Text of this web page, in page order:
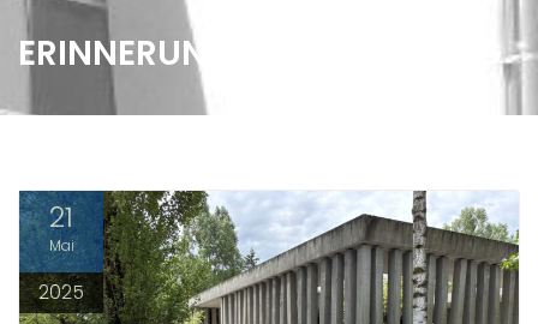
ERINNERUNG UND MAHNUNG
21
Mai
2025